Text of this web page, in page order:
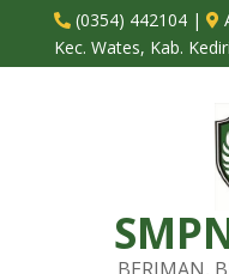
 (0354) 442104| 
Kec. Wates, Kab.